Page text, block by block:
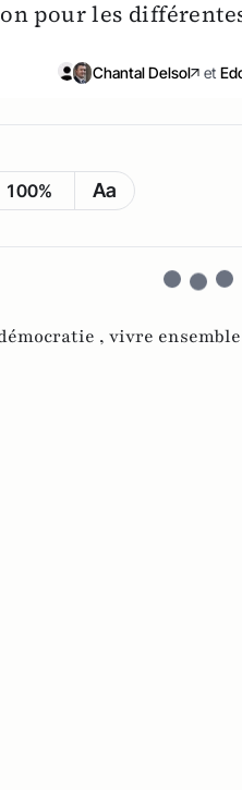
pour les
Chantal Delsol et
100% Aa
, vivre